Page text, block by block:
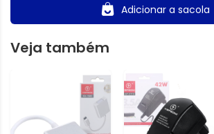
Adicionar a sacola
Veja também